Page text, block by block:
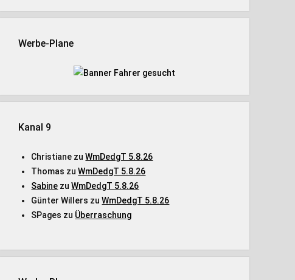
Werbe-Plane
Kanal 9
Christiane zuWmDedgT 5.8.26
Thomas zuWmDedgT 5.8.26
Sabine zuWmDedgT 5.8.26
Günter Willers zuWmDedgT 5.8.26
SPages zu Überraschung